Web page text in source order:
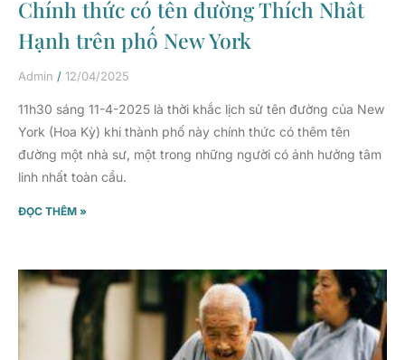
Chính thức có tên đường Thích Nhất
Hạnh trên phố New York
Admin 12/04/2025
11h30 sáng 11-4-2025 là thời khắc lịch sử tên đường của New
York (Hoa Kỳ) khi thành phố này chính thức có thêm tên
đường một nhà sư, một trong những người có ảnh hưởng tâm
linh nhất toàn cầu.
ĐỌC THÊM »